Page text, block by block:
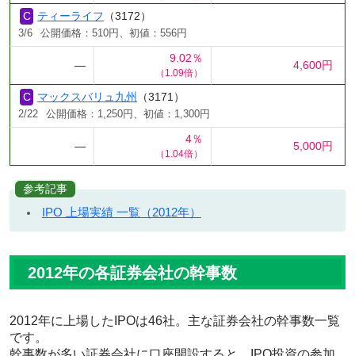
ティーライフ （3172）
3/6 公開価格：510円、初値：556円
―
9.02％
（1.09倍）
4,600円
マックスバリュ九州 （3171）
2/22 公開価格：1,250円、初値：1,300円
―
4％
（1.04倍）
5,000円
参考記事
IPO 上場実績 一覧（2012年）
2012年の各証券会社の幹事数
2012年に上場したIPOは46社。主な証券会社の幹事数一覧
です。